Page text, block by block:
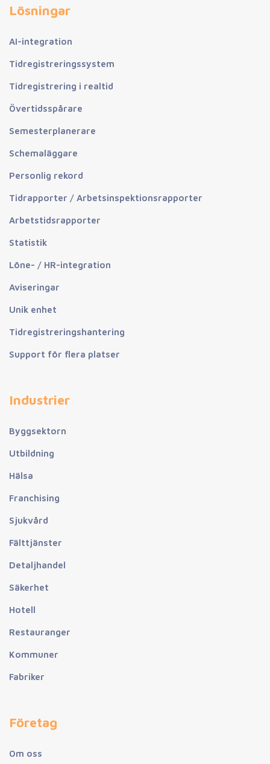
Lösningar
AI-integration
Tidregistreringssystem
Tidregistrering i realtid
Övertidsspårare
Semesterplanerare
Schemaläggare
Personlig rekord
Tidrapporter / Arbetsinspektionsrapporter
Arbetstidsrapporter
Statistik
Löne- / HR-integration
Aviseringar
Unik enhet
Tidregistreringshantering
Support för flera platser
Industrier
Byggsektorn
Utbildning
Hälsa
Franchising
Sjukvård
Fälttjänster
Detaljhandel
Säkerhet
Hotell
Restauranger
Kommuner
Fabriker
Företag
Om oss